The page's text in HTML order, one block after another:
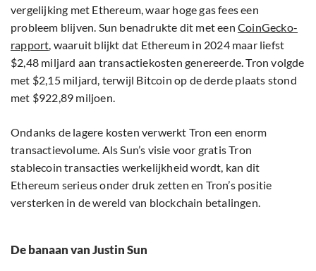
vergelijking met Ethereum, waar hoge gas fees een
probleem blijven. Sun benadrukte dit met eenCoinGecko-
rapport, waaruit blijkt dat Ethereum in 2024 maar liefst
$2,48 miljard aan transactiekosten genereerde. Tron volgde
met $2,15 miljard, terwijl Bitcoin op de derde plaats stond
met $922,89 miljoen.
Ondanks de lagere kosten verwerkt Tron een enorm
transactievolume. Als Sun’s visie voor gratis Tron
stablecoin transacties werkelijkheid wordt, kan dit
Ethereum serieus onder druk zetten en Tron’s positie
versterken in de wereld van blockchain betalingen.
De banaan van Justin Sun